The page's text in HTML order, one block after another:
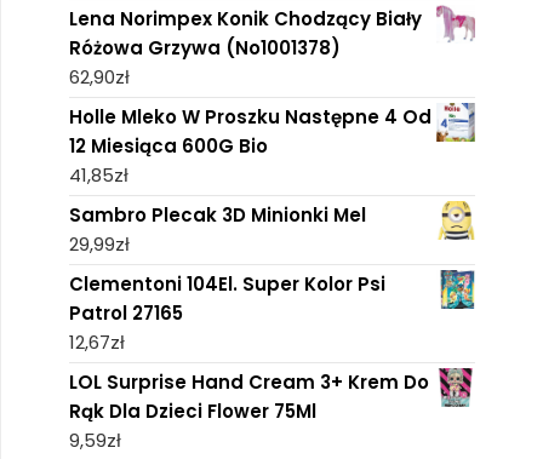
Lena Norimpex Konik Chodzący Biały
Różowa Grzywa (No1001378)
62,90zł
Holle Mleko W Proszku Następne 4 Od
12 Miesiąca 600G Bio
41,85zł
Sambro Plecak 3D Minionki Mel
29,99zł
Clementoni 104El. Super Kolor Psi
Patrol 27165
12,67zł
LOL Surprise Hand Cream 3+ Krem Do
Rąk Dla Dzieci Flower 75Ml
9,59zł